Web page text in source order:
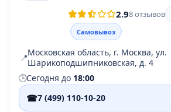
2.98 отзывов
Самовывоз
📍Московская область, г. Москва, ул.
Шарикоподшипниковская, д. 4
🕒Сегодня до 18:00
☎7 (499) 110-10-20